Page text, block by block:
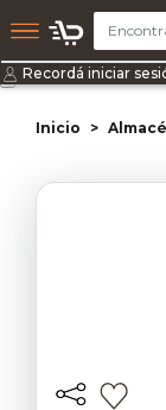
Recordá iniciar
Inicio